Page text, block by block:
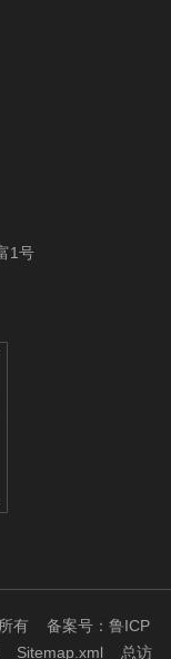
1号
所有备案号：鲁ICP
Sitemap.xml 总访